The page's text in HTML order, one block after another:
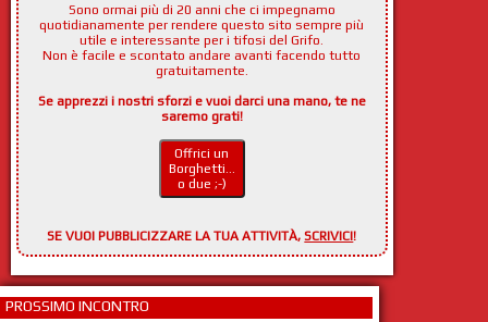
Sono ormai più di 20 anni che ci impegnamo
quotidianamente per rendere questo sito sempre più
utile e interessante per i tifosi del Grifo.
Non è facile e scontato andare avanti facendo tutto
gratuitamente.
Se apprezzi i nostri sforzi e vuoi darci una mano, te ne
saremo grati!
Offrici un
Borghetti...
o due ;-)
SE VUOI PUBBLICIZZARE LA TUA ATTIVITÀ,SCRIVICI!
PROSSIMO INCONTRO